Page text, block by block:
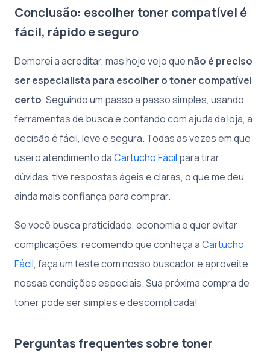
Conclusão: escolher toner compatível é
fácil, rápido e seguro
Demorei a acreditar, mas hoje vejo que não é preciso
ser especialista para escolher o toner compatível
certo. Seguindo um passo a passo simples, usando
ferramentas de busca e contando com ajuda da loja, a
decisão é fácil, leve e segura. Todas as vezes em que
usei o atendimento daCartucho Fácil para tirar
dúvidas, tive respostas ágeis e claras, o que me deu
ainda mais confiança para comprar.
Se você busca praticidade, economia e quer evitar
complicações, recomendo que conheça aCartucho
Fácil, faça um teste com nosso buscador e aproveite
nossas condições especiais. Sua próxima compra de
toner pode ser simples e descomplicada!
Perguntas frequentes sobre toner